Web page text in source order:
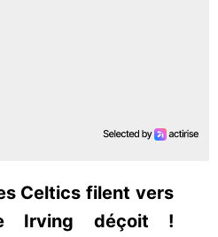
Celtics filent vers
Irving déçoit !